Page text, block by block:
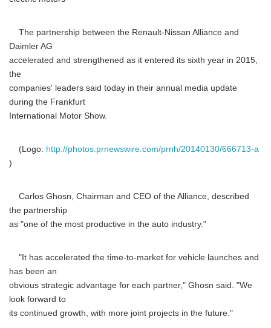
The partnership between the Renault-Nissan Alliance and
Daimler AG
accelerated and strengthened as it entered its sixth year in 2015,
the
companies' leaders said today in their annual media update
during the Frankfurt
International Motor Show.
(Logo: http://photos.prnewswire.com/prnh/20140130/666713-a
)
Carlos Ghosn, Chairman and CEO of the Alliance, described
the partnership
as "one of the most productive in the auto industry."
"It has accelerated the time-to-market for vehicle launches and
has been an
obvious strategic advantage for each partner," Ghosn said. "We
look forward to
its continued growth, with more joint projects in the future."